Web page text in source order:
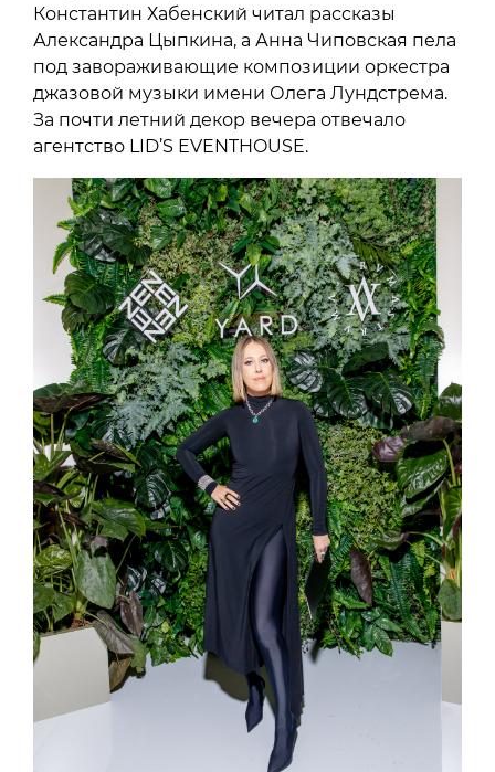
Константин Хабенский читал рассказы
Александра Цыпкина, а Анна Чиповская пела
под завораживающие композиции оркестра
джазовой музыки имени Олега Лундстрема.
За почти летний декор вечера отвечало
агентство LID’S EVENTHOUSE.